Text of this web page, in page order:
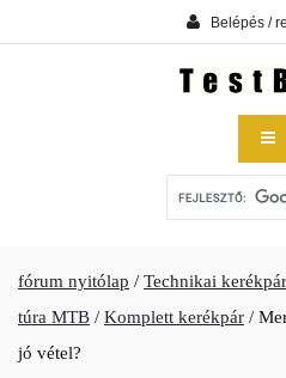
Belépés /
fórum nyitólap / Technikai
túra MTB / Komplett kerékpár /
jó vétel?